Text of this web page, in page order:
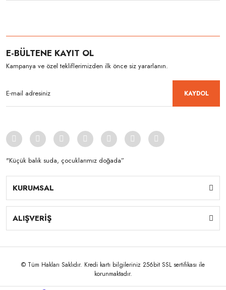
E-BÜLTENE KAYIT OL
Kampanya ve özel tekliflerimizden ilk önce siz yararlanın.
KAYDOL
"Küçük balık suda, çocuklarımız doğada”
KURUMSAL
ALIŞVERİŞ
© Tüm Hakları Saklıdır. Kredi kartı bilgileriniz 256bit SSL sertifikası ile
korunmaktadır.